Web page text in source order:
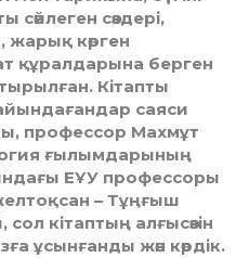
сөздері,
көрген
құралдарына берген
Кітапты
саяси
профессор Махмұт
ғылымдарының
ЕҰУ профессоры
– Тұңғыш
кітаптың алғысөзін
ұсынғанды жөн көрдік.